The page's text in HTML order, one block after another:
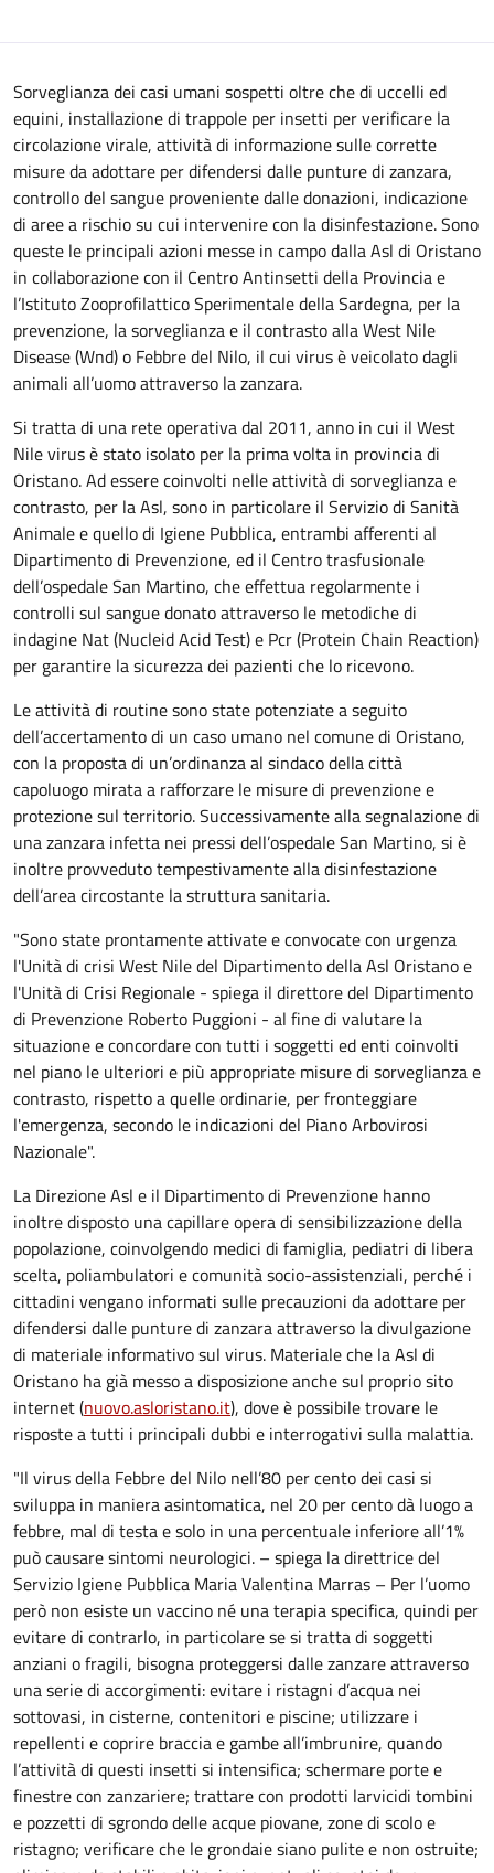
Sorveglianza dei casi umani sospetti oltre che di uccelli ed
equini, installazione di trappole per insetti per verificare la
circolazione virale, attività di informazione sulle corrette
misure da adottare per difendersi dalle punture di zanzara,
controllo del sangue proveniente dalle donazioni, indicazione
di aree a rischio su cui intervenire con la disinfestazione. Sono
queste le principali azioni messe in campo dalla Asl di Oristano
in collaborazione con il Centro Antinsetti della Provincia e
l’Istituto Zooprofilattico Sperimentale della Sardegna, per la
prevenzione, la sorveglianza e il contrasto alla West Nile
Disease (Wnd) o Febbre del Nilo, il cui virus è veicolato dagli
animali all’uomo attraverso la zanzara.
Si tratta di una rete operativa dal 2011, anno in cui il West
Nile virus è stato isolato per la prima volta in provincia di
Oristano. Ad essere coinvolti nelle attività di sorveglianza e
contrasto, per la Asl, sono in particolare il Servizio di Sanità
Animale e quello di Igiene Pubblica, entrambi afferenti al
Dipartimento di Prevenzione, ed il Centro trasfusionale
dell’ospedale San Martino, che effettua regolarmente i
controlli sul sangue donato attraverso le metodiche di
indagine Nat (Nucleid Acid Test) e Pcr (Protein Chain Reaction)
per garantire la sicurezza dei pazienti che lo ricevono.
Le attività di routine sono state potenziate a seguito
dell’accertamento di un caso umano nel comune di Oristano,
con la proposta di un’ordinanza al sindaco della città
capoluogo mirata a rafforzare le misure di prevenzione e
protezione sul territorio. Successivamente alla segnalazione di
una zanzara infetta nei pressi dell’ospedale San Martino, si è
inoltre provveduto tempestivamente alla disinfestazione
dell’area circostante la struttura sanitaria.
"Sono state prontamente attivate e convocate con urgenza
l'Unità di crisi West Nile del Dipartimento della Asl Oristano e
l'Unità di Crisi Regionale - spiega il direttore del Dipartimento
di Prevenzione Roberto Puggioni - al fine di valutare la
situazione e concordare con tutti i soggetti ed enti coinvolti
nel piano le ulteriori e più appropriate misure di sorveglianza e
contrasto, rispetto a quelle ordinarie, per fronteggiare
l'emergenza, secondo le indicazioni del Piano Arbovirosi
Nazionale".
La Direzione Asl e il Dipartimento di Prevenzione hanno
inoltre disposto una capillare opera di sensibilizzazione della
popolazione, coinvolgendo medici di famiglia, pediatri di libera
scelta, poliambulatori e comunità socio-assistenziali, perché i
cittadini vengano informati sulle precauzioni da adottare per
difendersi dalle punture di zanzara attraverso la divulgazione
di materiale informativo sul virus. Materiale che la Asl di
Oristano ha già messo a disposizione anche sul proprio sito
internet (nuovo.asloristano.it), dove è possibile trovare le
risposte a tutti i principali dubbi e interrogativi sulla malattia.
"Il virus della Febbre del Nilo nell’80 per cento dei casi si
sviluppa in maniera asintomatica, nel 20 per cento dà luogo a
febbre, mal di testa e solo in una percentuale inferiore all’1%
può causare sintomi neurologici. – spiega la direttrice del
Servizio Igiene Pubblica Maria Valentina Marras – Per l’uomo
però non esiste un vaccino né una terapia specifica, quindi per
evitare di contrarlo, in particolare se si tratta di soggetti
anziani o fragili, bisogna proteggersi dalle zanzare attraverso
una serie di accorgimenti: evitare i ristagni d’acqua nei
sottovasi, in cisterne, contenitori e piscine; utilizzare i
repellenti e coprire braccia e gambe all’imbrunire, quando
l’attività di questi insetti si intensifica; schermare porte e
finestre con zanzariere; trattare con prodotti larvicidi tombini
e pozzetti di sgrondo delle acque piovane, zone di scolo e
ristagno; verificare che le grondaie siano pulite e non ostruite;